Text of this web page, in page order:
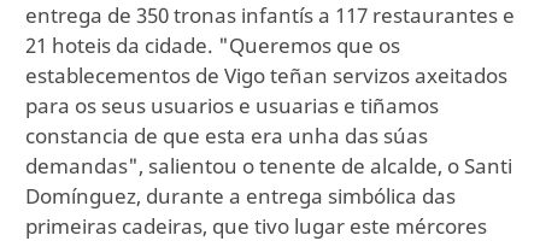
entrega de 350 tronas infantís a 117 restaurantes e
21 hoteis da cidade. "Queremos que os
establecementos de Vigo teñan servizos axeitados
para os seus usuarios e usuarias e tiñamos
constancia de que esta era unha das súas
demandas", salientou o tenente de alcalde, o Santi
Domínguez, durante a entrega simbólica das
primeiras cadeiras, que tivo lugar este mércores